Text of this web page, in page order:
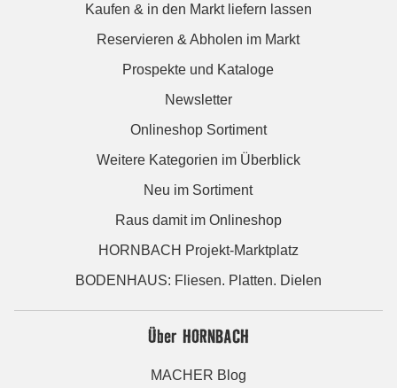
Kaufen & in den Markt liefern lassen
Reservieren & Abholen im Markt
Prospekte und Kataloge
Newsletter
Onlineshop Sortiment
Weitere Kategorien im Überblick
Neu im Sortiment
Raus damit im Onlineshop
HORNBACH Projekt-Marktplatz
BODENHAUS: Fliesen. Platten. Dielen
Über HORNBACH
MACHER Blog